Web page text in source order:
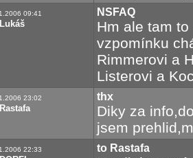
09:41
Lukáš
NSFAQ
Hm ale tam
vzpomínku
Rimmerovi a
Listerovi a
23:02
Rastafa
thx
Diky za
jsem
22:33 to Rastafa